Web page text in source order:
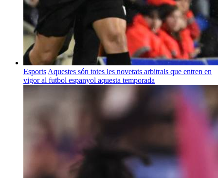
Esports Aquestes són totes les novetats arbitrals que entren en
vigor al futbol espanyol aquesta temporada